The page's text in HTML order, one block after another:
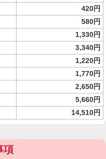
420円
580円
1,330円
3,340円
1,220円
1,770円
2,650円
5,660円
14,510円
項